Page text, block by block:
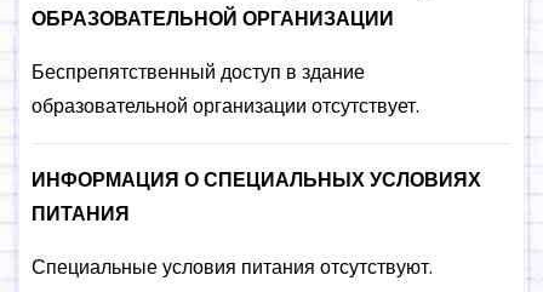
ОБРАЗОВАТЕЛЬНОЙ ОРГАНИЗАЦИИ
Беспрепятственный доступ в здание
образовательной организации отсутствует.
ИНФОРМАЦИЯ О СПЕЦИАЛЬНЫХ УСЛОВИЯХ
ПИТАНИЯ
Специальные условия питания отсутствуют.